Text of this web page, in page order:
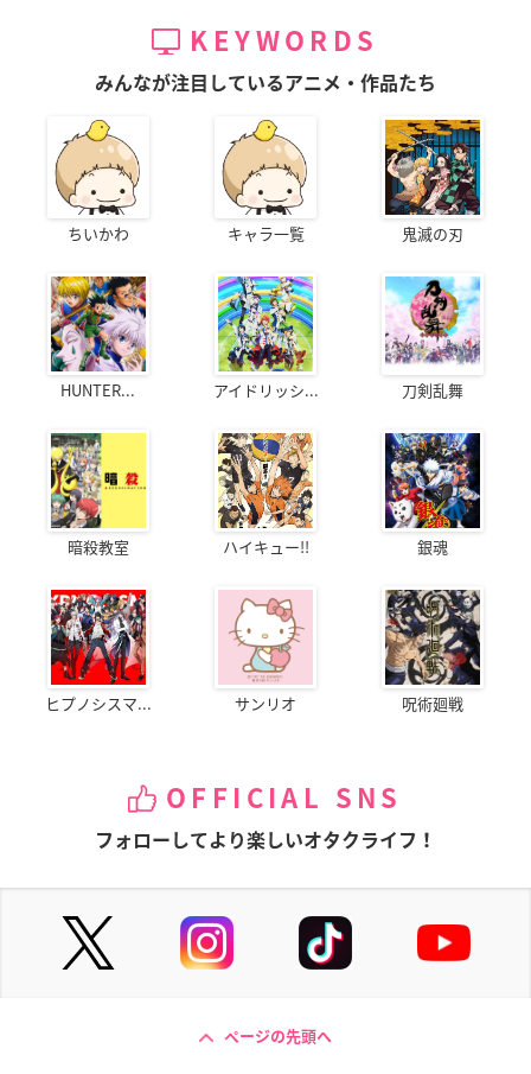
KEYWORDS
みんなが注目しているアニメ・作品たち
ちいかわ キャラ一覧 鬼滅の刃
HUNTER... アイドリッシ... 刀剣乱舞
暗殺教室 ハイキュー!! 銀魂
ヒプノシスマ... サンリオ 呪術廻戦
OFFICIAL SNS
フォローしてより楽しいオタクライフ！
ページの先頭へ